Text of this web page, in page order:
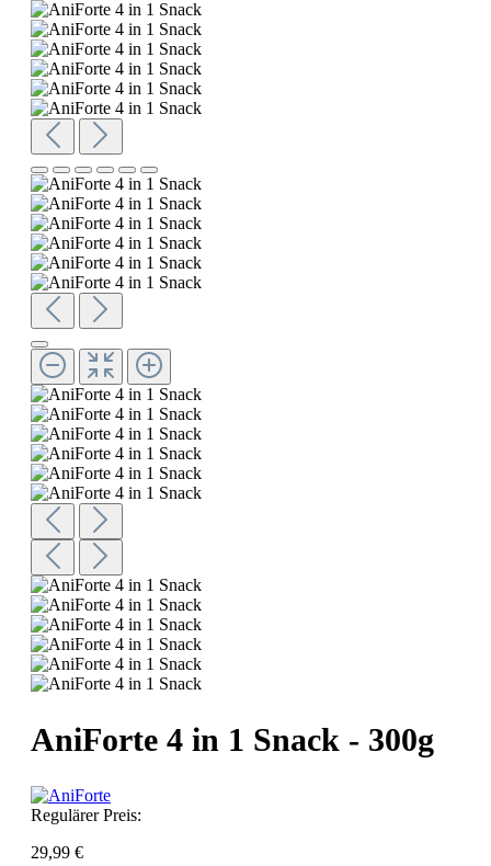
AniForte 4 in 1 Snack - 300g
Regulärer Preis:
29,99 €